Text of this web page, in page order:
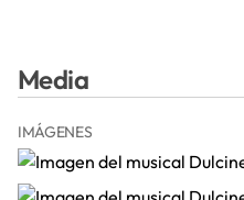
Media
IMÁGENES